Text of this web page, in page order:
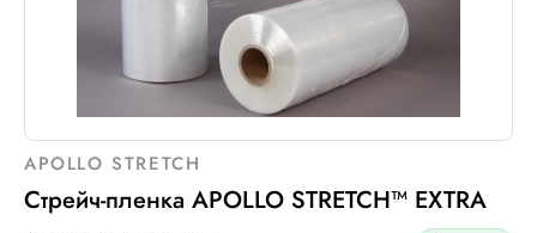
APOLLO STRETCH
Стрейч-пленка APOLLO STRETCH™ EXTRA